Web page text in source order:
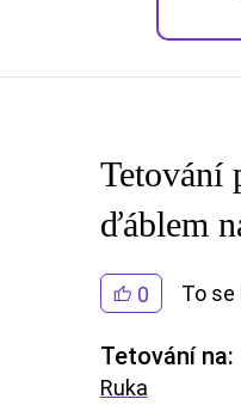
Tetování
ďáblem
0 To se
Tetování na:
Ruka